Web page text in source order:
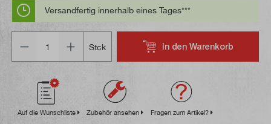
Versandfertig innerhalb eines Tages***
Stck
In den Warenkorb
Auf die Wunschliste Zubehör ansehen Fragen zum Artikel?